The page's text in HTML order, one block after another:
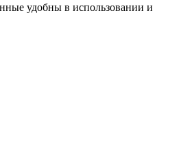
удобны в использовании и